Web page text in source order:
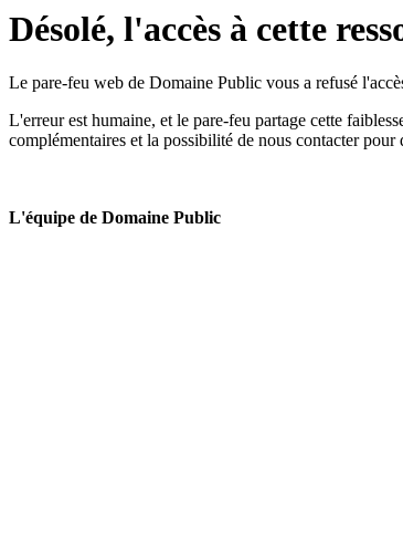
Désolé, l'accès à cette
Le pare-feu web de Domaine Public vous a refusé
L'erreur est humaine, et le pare-feu partage cette
complémentaires et la possibilité de nous contacter
L'équipe de Domaine Public